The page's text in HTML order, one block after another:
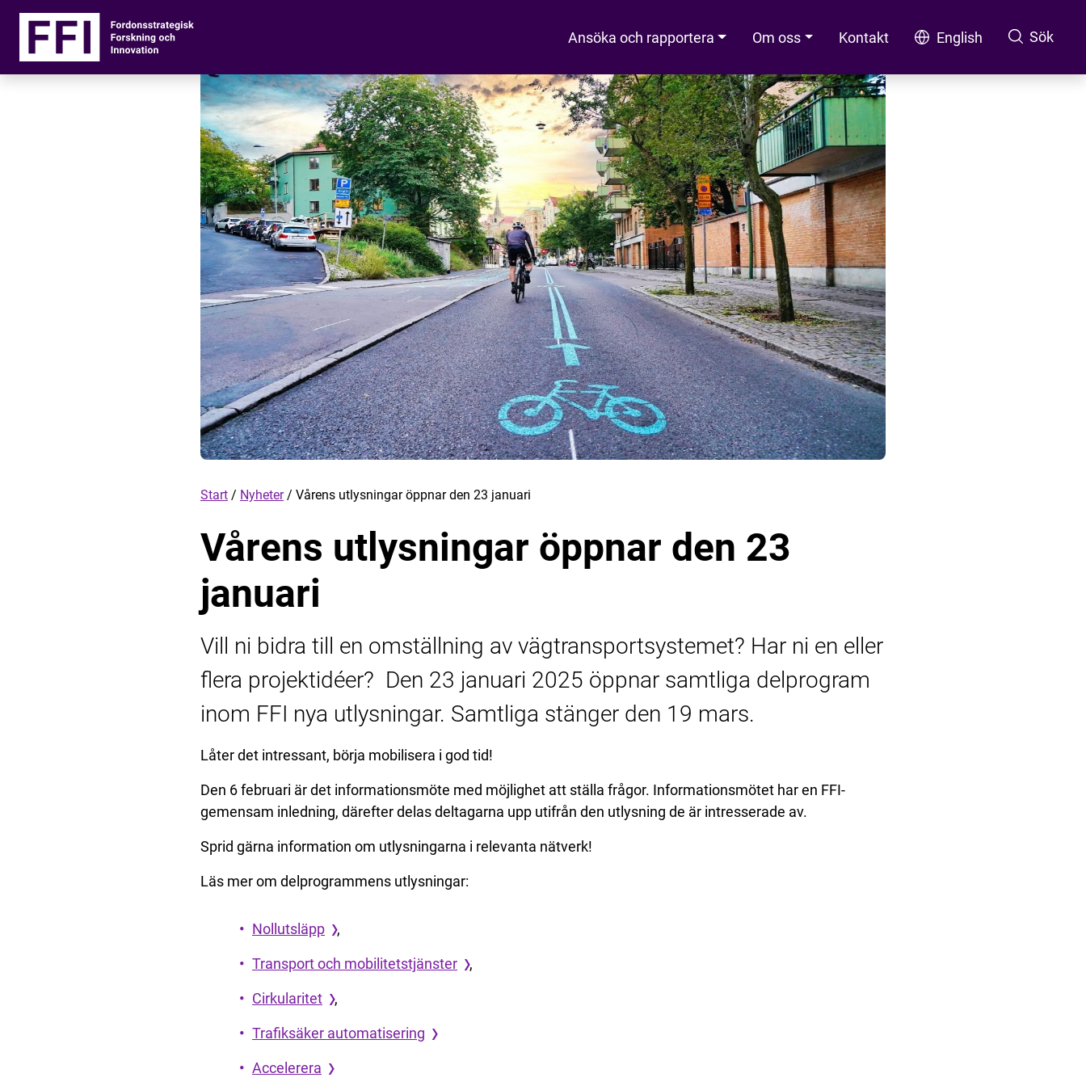
Ansöka och rapportera Om oss Kontakt English Sök
Start / Nyheter / Vårens utlysningar öppnar den 23 januari
Vårens utlysningar öppnar den 23
januari
Vill ni bidra till en omställning av vägtransportsystemet? Har ni en eller
flera projektidéer? Den 23 januari 2025 öppnar samtliga delprogram
inom FFI nya utlysningar. Samtliga stänger den 19 mars.
Låter det intressant, börja mobilisera i god tid!
Den 6 februari är det informationsmöte med möjlighet att ställa frågor. Informationsmötet har en FFI-
gemensam inledning, därefter delas deltagarna upp utifrån den utlysning de är intresserade av.
Sprid gärna information om utlysningarna i relevanta nätverk!
Läs mer om delprogrammens utlysningar:
Nollutsläpp ,
Transport och mobilitetstjänster ,
Cirkularitet ,
Trafiksäker automatisering
Accelerera